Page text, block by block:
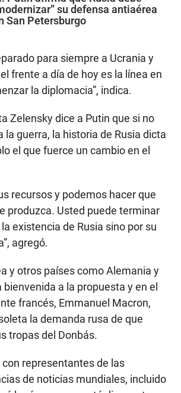
su defensa antiaérea
San Petersburgo
para siempre a Ucrania y
frente a día de hoy es la línea en
la diplomacia”, indica.
Zelensky dice a Putin que si no
la guerra, la historia de Rusia dicta
el que fuerce un cambio en el
recursos y podemos hacer que
produzca. Usted puede terminar
existencia de Rusia sino por su
agregó.
y otros países como Alemania y
bienvenida a la propuesta y en el
francés, Emmanuel Macron,
la demanda rusa de que
tropas del Donbás.
con representantes de las
de noticias mundiales, incluido